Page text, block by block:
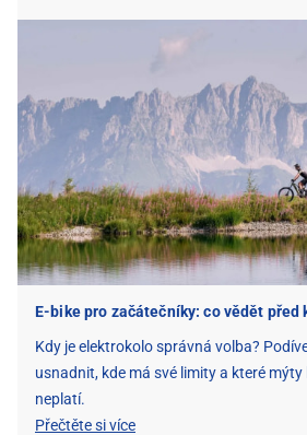
E-bike pro začátečníky: co vědět před
Kdy je elektrokolo správná volba?
usnadnit, kde má své limity a které mýty
neplatí.
Přečtěte si více